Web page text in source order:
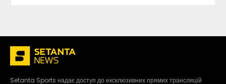
Setanta Sports надає доступ до ексклюзивних прямих трансляцій